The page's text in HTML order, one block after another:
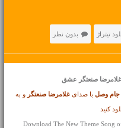
تیتراژ بدون نظر
صنعتگر عشق
جام وصل با صدایغلامرضا صنعتگر و به
کنید
Download The New Theme Song